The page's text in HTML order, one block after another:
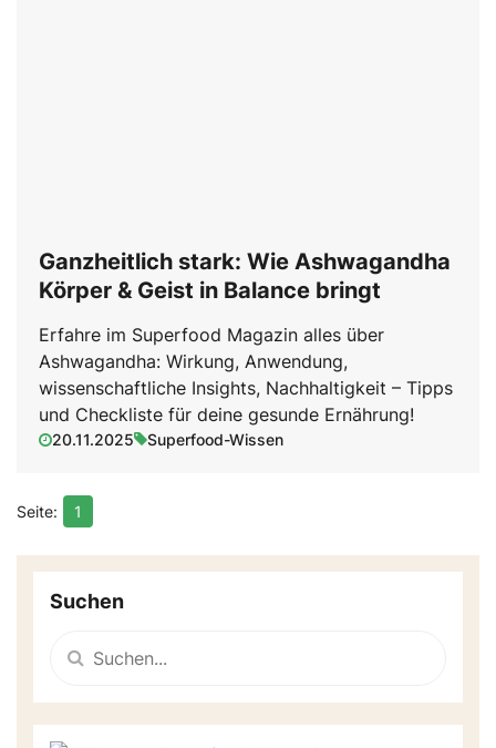
Ganzheitlich stark: Wie Ashwagandha
Körper & Geist in Balance bringt
Erfahre im Superfood Magazin alles über
Ashwagandha: Wirkung, Anwendung,
wissenschaftliche Insights, Nachhaltigkeit – Tipps
und Checkliste für deine gesunde Ernährung!
20.11.2025 Superfood-Wissen
1
Suchen